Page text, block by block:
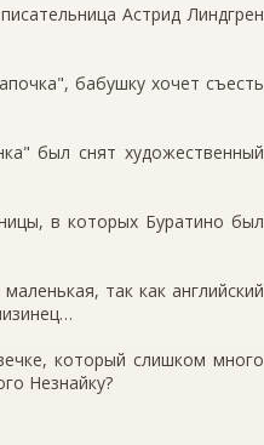
Астрид Линдгрен
бабушку хочет съесть
был снят художественный
в которых Буратино был
так как английский
который слишком много
Незнайку?